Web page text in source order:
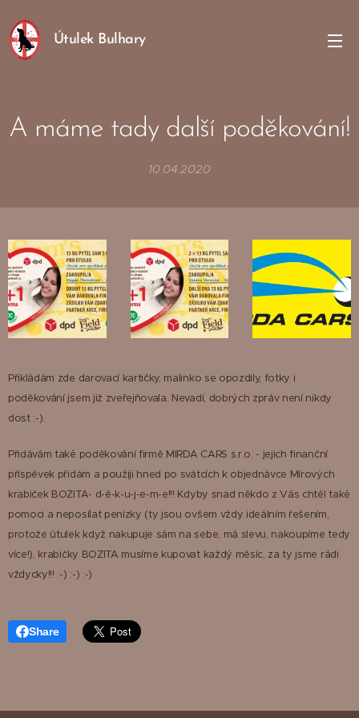
Útulek Bulhary
A máme tady další poděkování!
10.04.2020
Přikládám zde darovací kartičky, malinko se opozdily, fotky i
poděkování jsem již zveřejňovala. Nevadí, dobrých zpráv není nikdy
dost :-).
Přidávám také poděkování firmě MIRDA CARS s.r.o. - jejich finanční
příspěvek přidám a použiji hned po svátcích k objednávce Mírových
krabiček BOZITA- d-ě-k-u-j-e-m-e!!! Kdyby snad někdo z Vás chtěl také
pomoci a neposílat penízky (ty jsou ovšem vždy ideálním řešením,
protože útulek když nakupuje sám na sebe, má slevu, nakoupíme tedy
více!), krabičky BOZITA musíme kupovat každý měsíc, za ty jsme rádi
vždycky!!! :-) :-) :-)
Share